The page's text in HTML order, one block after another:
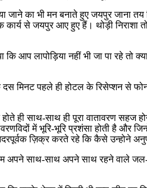
जाने का भी मन बनाते हुए जयपुर जाना
कार्य से जयपुर आए हुए हैं। थोड़ी
लापोड़िया नहीं भी जा पा रहे तो
मिनट पहले ही होटल के रिसेप्शन से
ही साथ-साथ ही पूरा वातावरण सहज
में भूरि-भूरि प्रशंसा होती है और
ज़िक्र करते रहे कि कैसे उन्होने
साथ-साथ अपने साथ रहने वाले जल-